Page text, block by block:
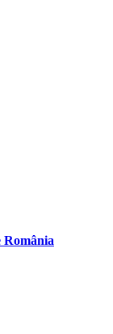
România